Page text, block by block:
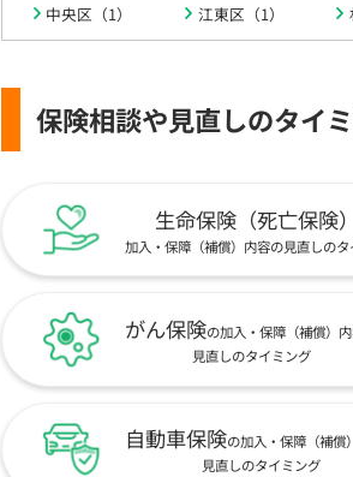
中央区（1） 江東区（1）
保険相談や見直しのタイ
生命保険（死亡保険）
加入・保障（補償）内容の見直しの
がん保険の加入・保障（補償）
見直しのタイミング
自動車保険の加入・保障（補償
見直しのタイミング